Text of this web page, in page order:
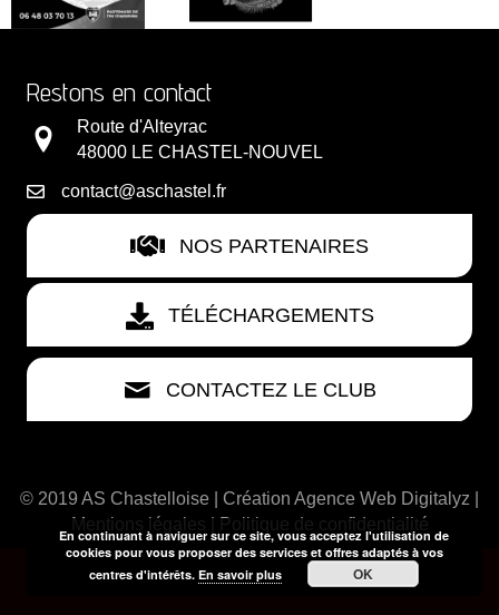
Restons en contact
Route d'Alteyrac
48000 LE CHASTEL-NOUVEL
contact@aschastel.fr
NOS PARTENAIRES
TÉLÉCHARGEMENTS
CONTACTEZ LE CLUB
© 2019 AS Chastelloise | Création Agence Web Digitalyz
Mentions légales
| Politique de confidentialité
En continuant à naviguer sur ce site, vous acceptez l'utilisation de
cookies pour vous proposer des services et offres adaptés à vos
centres d'intérêts.En savoir plus OK